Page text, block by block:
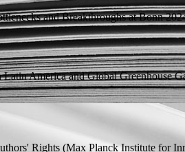
and Breakthroughs at Bonn
America and Global Greenhouse
Rights (Max Planck Institute for